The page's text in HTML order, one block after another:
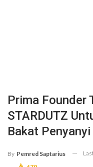
Prima Founder
STARDUTZ
Bakat
By Pemred Saptarius